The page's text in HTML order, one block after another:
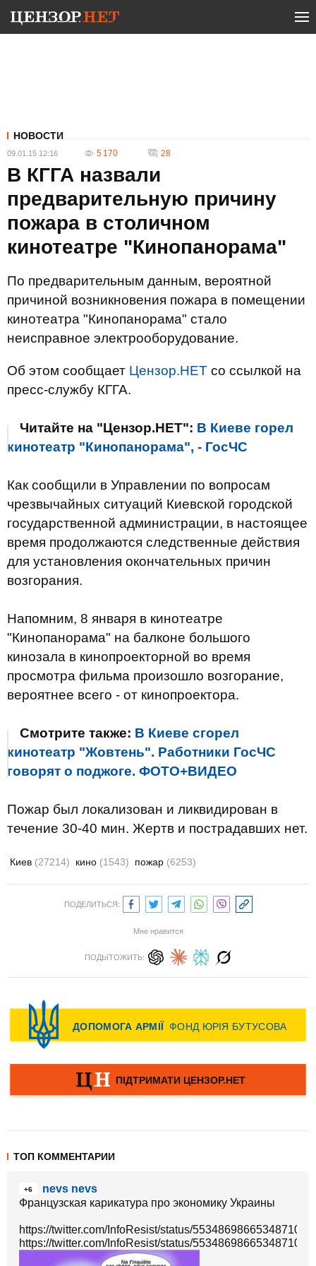
НОВОСТИ
09.01.15 12:16 5 170 28
В КГГА назвали
предварительную причину
пожара в столичном
кинотеатре "Кинопанорама"
По предварительным данным, вероятной
причиной возникновения пожара в помещении
кинотеатра "Кинопанорама" стало
неисправное электрооборудование.
Об этом сообщает Цензор.НЕТ со ссылкой на
пресс-службу КГГА.
Читайте на "Цензор.НЕТ": В Киеве горел
кинотеатр "Кинопанорама", - ГосЧС
Как сообщили в Управлении по вопросам
чрезвычайных ситуаций Киевской городской
государственной администрации, в настоящее
время продолжаются следственные действия
для установления окончательных причин
возгорания.
Напомним, 8 января в кинотеатре
"Кинопанорама" на балконе большого
кинозала в кинопроекторной во время
просмотра фильма произошло возгорание,
вероятнее всего - от кинопроектора.
Смотрите также: В Киеве сгорел
кинотеатр "Жовтень". Работники ГосЧС
говорят о поджоге. ФОТО+ВИДЕО
Пожар был локализован и ликвидирован в
течение 30-40 мин. Жертв и пострадавших нет.
Киев (27214) кино (1543) пожар (6253)
ПОДЕЛИТЬСЯ:
Мне нравится
ПОДЫТОЖИТЬ:
ТОП КОММЕНТАРИИ
+6
nevs nevs
Французская карикатура про экономику Украины
https://twitter.com/InfoResist/status/553486986653487104/
https://twitter.com/InfoResist/status/553486986653487104/